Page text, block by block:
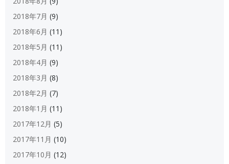
2018年7月 (9)
2018年6月 (11)
2018年5月 (11)
2018年4月 (9)
2018年3月 (8)
2018年2月 (7)
2018年1月 (11)
2017年12月 (5)
2017年11月 (10)
2017年10月 (12)